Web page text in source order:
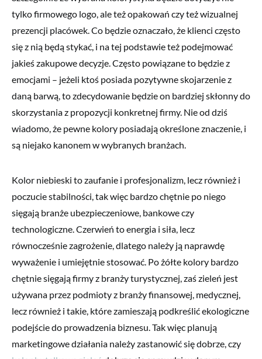
tylko firmowego logo, ale też opakowań czy też wizualnej
prezencji placówek. Co będzie oznaczało, że klienci często
się z nią będą stykać, i na tej podstawie też podejmować
jakieś zakupowe decyzje. Często powiązane to będzie z
emocjami – jeżeli ktoś posiada pozytywne skojarzenie z
daną barwą, to zdecydowanie będzie on bardziej skłonny do
skorzystania z propozycji konkretnej firmy. Nie od dziś
wiadomo, że pewne kolory posiadają określone znaczenie, i
są niejako kanonem w wybranych branżach.
Kolor niebieski to zaufanie i profesjonalizm, lecz również i
poczucie stabilności, tak więc bardzo chętnie po niego
sięgają branże ubezpieczeniowe, bankowe czy
technologiczne. Czerwień to energia i siła, lecz
równocześnie zagrożenie, dlatego należy ją naprawdę
wyważenie i umiejętnie stosować. Po żółte kolory bardzo
chętnie sięgają firmy z branży turystycznej, zaś zieleń jest
używana przez podmioty z branży finansowej, medycznej,
lecz również i takie, które zamieszają podkreślić ekologiczne
podejście do prowadzenia biznesu. Tak więc planują
marketingowe działania należy zastanowić się dobrze, czy